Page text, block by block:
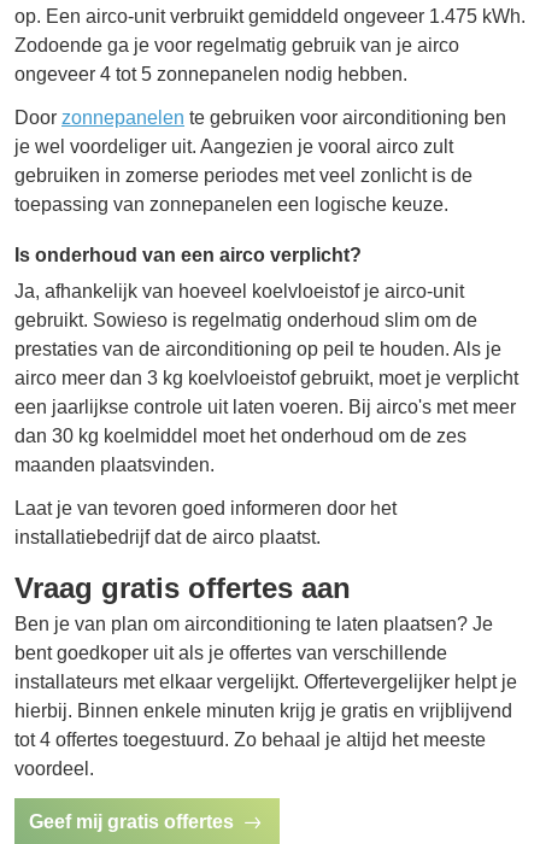
op. Een airco-unit verbruikt gemiddeld ongeveer 1.475 kWh.
Zodoende ga je voor regelmatig gebruik van je airco
ongeveer 4 tot 5 zonnepanelen nodig hebben.
Door zonnepanelen te gebruiken voor airconditioning ben
je wel voordeliger uit. Aangezien je vooral airco zult
gebruiken in zomerse periodes met veel zonlicht is de
toepassing van zonnepanelen een logische keuze.
Is onderhoud van een airco verplicht?
Ja, afhankelijk van hoeveel koelvloeistof je airco-unit
gebruikt. Sowieso is regelmatig onderhoud slim om de
prestaties van de airconditioning op peil te houden. Als je
airco meer dan 3 kg koelvloeistof gebruikt, moet je verplicht
een jaarlijkse controle uit laten voeren. Bij airco's met meer
dan 30 kg koelmiddel moet het onderhoud om de zes
maanden plaatsvinden.
Laat je van tevoren goed informeren door het
installatiebedrijf dat de airco plaatst.
Vraag gratis offertes aan
Ben je van plan om airconditioning te laten plaatsen? Je
bent goedkoper uit als je offertes van verschillende
installateurs met elkaar vergelijkt. Offertevergelijker helpt je
hierbij. Binnen enkele minuten krijg je gratis en vrijblijvend
tot 4 offertes toegestuurd. Zo behaal je altijd het meeste
voordeel.
Geef mij gratis offertes